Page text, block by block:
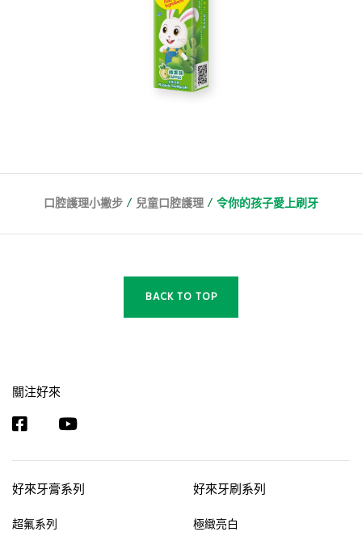
口腔護理小撇步 / 兒童口腔護理 / 令你的孩子愛上刷牙
BACK TO TOP
關注好來
好來牙膏系列
超氟系列
好來牙刷系列
極緻亮白